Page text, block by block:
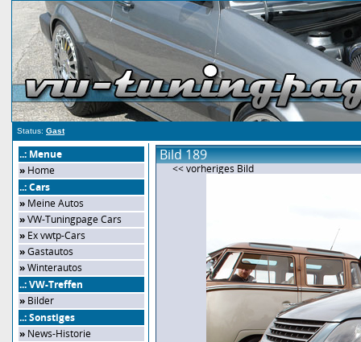
Status: Gast
..: Menue
» Home
..: Cars
» Meine Autos
»VW-Tuningpage Cars
» Ex vwtp-Cars
»Gastautos
»Winterautos
..: VW-Treffen
» Bilder
..: Sonstiges
» News-Historie
Bild 189
<< vorheriges Bild